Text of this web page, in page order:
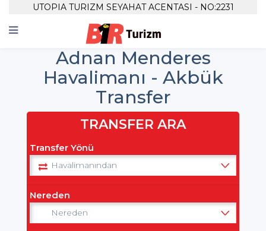
UTOPIA TURIZM SEYAHAT ACENTASI - NO:2231
Adnan Menderes
Havalimanı - Akbük
Transfer
TRANSFER ARA
Transfer Yönü
Nereden